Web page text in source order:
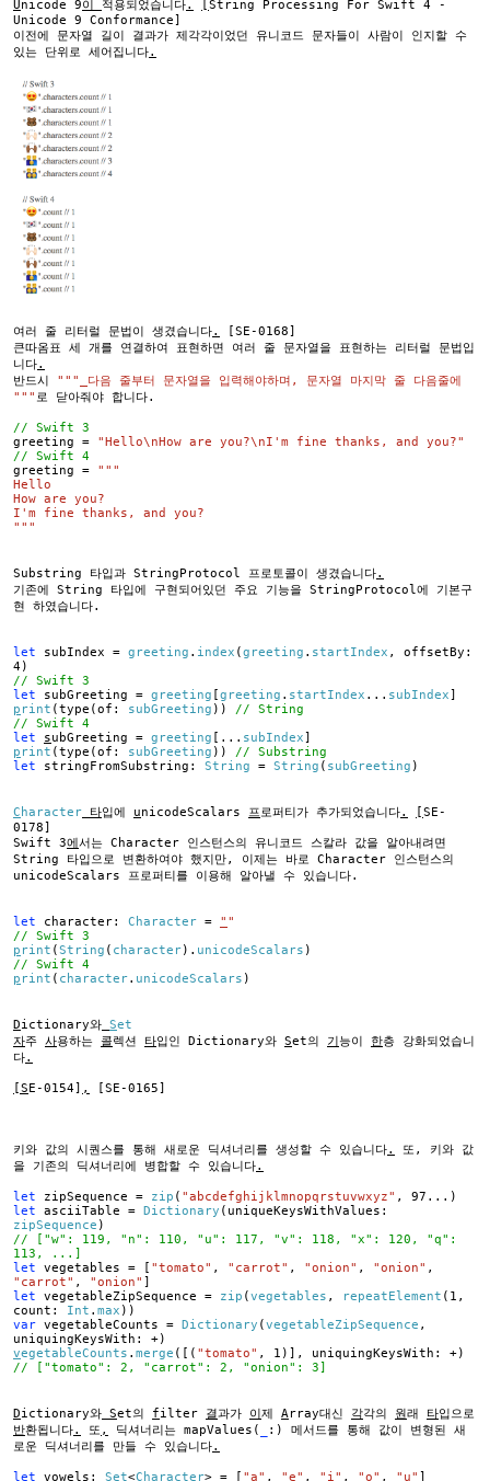
Unicode 9이 적용되었습니다. [String Processing For Swift 4 -
Unicode 9 Conformance]
이전에 문자열 길이 결과가 제각각이었던 유니코드 문자들이 사람이 인지할 수
있는 단위로 세어집니다.
여러 줄 리터럴 문법이 생겼습니다.
[SE-0168]
큰따옴표 세 개를 연결하여 표현하면 여러 줄 문자열을 표현하는 리터럴 문법입
니다.
반드시 """
다음 줄부터 문자열을 입력해야하며, 문자열 마지막 줄 다음줄에
""" 로 닫아줘야 합니다.
// Swift 3
greeting = "Hello\nHow are you?\nI'm fine thanks, and you?"
// Swift 4
greeting = """
Hello
How are you?
I'm fine thanks, and you?
"""
Substring 타입과 StringProtocol 프로토콜이 생겼습니다.
기존에 String 타입에 구현되어있던 주요 기능을 StringProtocol에 기본구
현 하였습니다.
let subIndex = greeting . index ( greeting . startIndex , offsetBy:
4)
// Swift 3
let subGreeting = greeting greeting . startIndex ... subIndex
p rint (type(of: subGreeting )) // String
// Swift 4
let
subGreeting = greeting [... subIndex
p rint (type(of: subGreeting )) // Substring
let stringFromSubstring: String = String ( subGreeting )
C haracter 타입에 unicodeScalars 프로퍼티가 추가되었습니다.
SE-
0178]
Swift 3에 서는 Character 인스턴스의 유니코드 스칼라 값을 알아내려면
String 타입으로 변환하여야 했지만, 이제는 바로 Character 인스턴스의
unicodeScalars 프로퍼티를 이용해 알아낼 수 있습니다.
let character: Character = " "
// Swift 3
p rint ( String ( character). unicodeScalars )
// Swift 4
p rint ( character. unicodeScalars )
Dictionary와 Set
자주 사용하는 콜렉션 타입인 Dictionary와 Set의 기 능이 한층 강화되었습니
다.
[S E-0154] , [SE-0165]
키와 값의 시퀀스를 통해 새로운 딕셔너리를 생성할 수 있습니다.
또, 키와 값
을 기존의 딕셔너리에 병합할 수 있습니다.
let zipSequence = zip ( "abcdefghijklmnopqrstuvwxyz" , 97...)
let asciiTable = Dictionary (uniqueKeysWithValues:
zipSequence )
// ["w": 119, "n": 110, "u": 117, "v": 118, "x": 120, "q":
113, ...]
let vegetables = [ "tomato" , "carrot" , "onion" , "onion" ,
"carrot" , "onion"
let vegetableZipSequence = zip ( vegetables , repeatElement (1,
count: Int . max ))
var vegetableCounts = Dictionary ( vegetableZipSequence ,
uniquingKeysWith: +)
vegetableCounts . merge ([( "tomato" , 1)], uniquingKeysWith: +)
// ["tomato": 2, "carrot": 2, "onion": 3]
Dictionary와 Set의 filter 결과가 이 제 Array대신 각각의 원래 타입으로
반환됩니다. 또 , 딕셔너리는 mapValues(
:) 메서드를 통해 값이 변형된 새
로운 딕셔너리를 만들 수 있습니다.
let vowels: Set<Character> = [ "a" , "e" , "i" , "o" , "u"